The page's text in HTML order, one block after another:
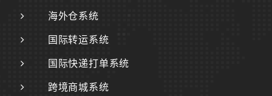
海外仓系统
国际转运系统
国际快递打单系统
跨境商城系统